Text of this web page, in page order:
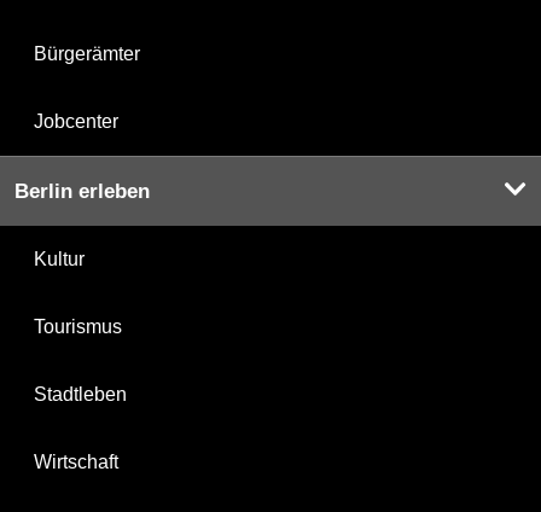
Bürgerämter
Jobcenter
Berlin erleben
Kultur
Tourismus
Stadtleben
Wirtschaft